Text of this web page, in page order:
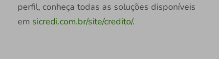
perfil, conheça todas as soluções disponíveis
em sicredi.com.br/site/credito/.